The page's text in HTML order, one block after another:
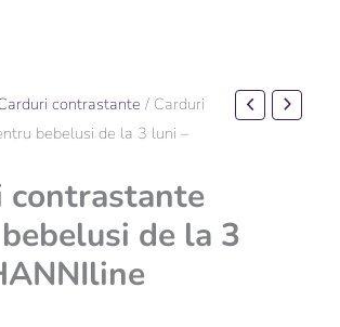
contrastante / Carduri
bebelusi de la 3 luni –
contrastante
de la 3